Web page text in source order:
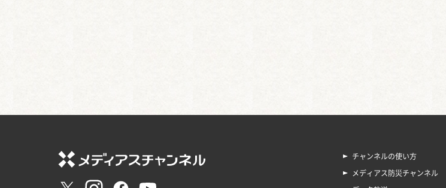
チャンネルの使い方
メディアス防災チャンネル